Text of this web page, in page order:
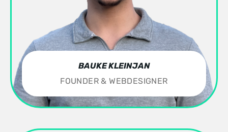
BAUKE KLEINJAN
FOUNDER & WEBDESIGNER